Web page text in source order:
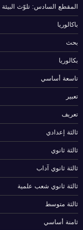
المقطع السادس: تلوّث البيئة
باكالوريا
بحث
بكالوريا
تاسعة أساسي
تعبير
تعريف
ثالثة إعدادي
ثالثة ثانوي
ثالثة ثانوي آداب
ثالثة ثانوي شعب علمية
ثالثة متوسط
ثامنة أساسي